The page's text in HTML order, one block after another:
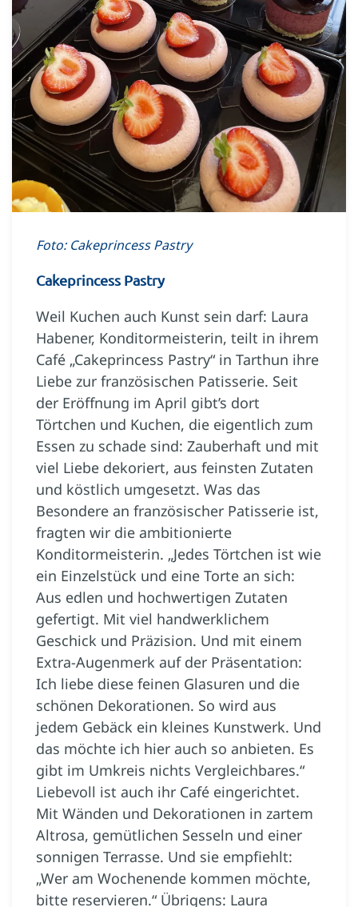
Foto: Cakeprincess Pastry
Cakeprincess Pastry
Weil Kuchen auch Kunst sein darf: Laura
Habener, Konditormeisterin, teilt in ihrem
Café „Cakeprincess Pastry“ in Tar­thun ihre
Liebe zur französischen Patisserie. Seit
der Eröffnung im April gibt’s dort
Törtchen und Kuchen, die eigentlich zum
Essen zu schade sind: Zauberhaft und mit
viel Liebe dekoriert, aus feinsten Zutaten
und köstlich umgesetzt. Was das
Besondere an französischer Patisserie ist,
fragten wir die ambitionierte
Konditormeisterin. „Jedes Törtchen ist wie
ein Einzelstück und eine Torte an sich:
Aus edlen und hochwertigen Zutaten
gefertigt. Mit viel handwerklichem
Geschick und Präzision. Und mit einem
Extra-Augenmerk auf der Präsentation:
Ich liebe diese feinen Glasuren und die
schönen Dekorationen. So wird aus
jedem Gebäck ein kleines Kunstwerk. Und
das möchte ich hier auch so anbieten. Es
gibt im Umkreis nichts Vergleichbares.“
Liebevoll ist auch ihr Café eingerichtet.
Mit Wänden und Dekorationen in zartem
Altrosa, gemütlichen Sesseln und einer
sonnigen Terrasse. Und sie empfiehlt:
„Wer am Wochenende kommen möchte,
bitte reservieren.“ Übrigens: Laura